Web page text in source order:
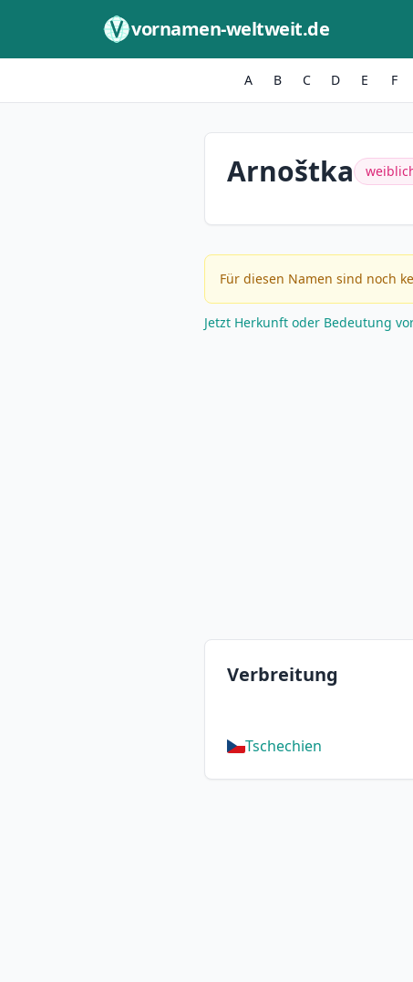
vornamen-weltweit.de
A B C D E F
Arnoštka
Für diesen Namen sind noch
Jetzt Herkunft oder Bedeutung
Verbreitung
Tschechien